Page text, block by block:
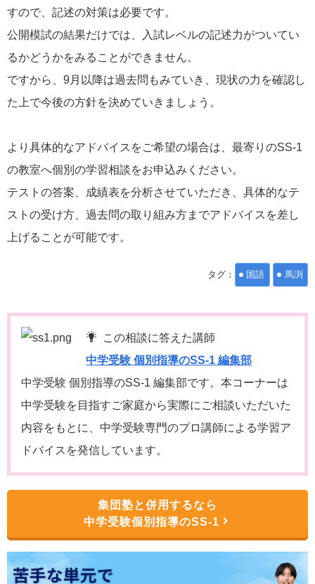
すので、記述の対策は必要です。
公開模試の結果だけでは、入試レベルの記述力がついてい
るかどうかをみることができません。
ですから、9月以降は過去問もみていき、現状の力を確認し
た上で今後の方針を決めていきましょう。
より具体的なアドバイスをご希望の場合は、最寄りのSS-1
の教室へ個別の学習相談をお申込みください。
テストの答案、成績表を分析させていただき、具体的なテ
ストの受け方、過去問の取り組み方までアドバイスを差し
上げることが可能です。
タグ： 国語 馬渕
この相談に答えた講師
中学受験 個別指導のSS-1 編集部
中学受験 個別指導のSS-1 編集部です。本コーナーは
中学受験を目指すご家庭から実際にご相談いただいた
内容をもとに、中学受験専門のプロ講師による学習ア
ドバイスを発信しています。
集団塾と併用するなら
中学受験個別指導のSS-1